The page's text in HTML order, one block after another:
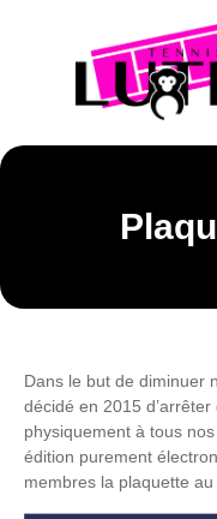
Dans le but de diminuer
décidé en 2015 d’arrêter
physiquement à tous
édition purement
membres la plaquette